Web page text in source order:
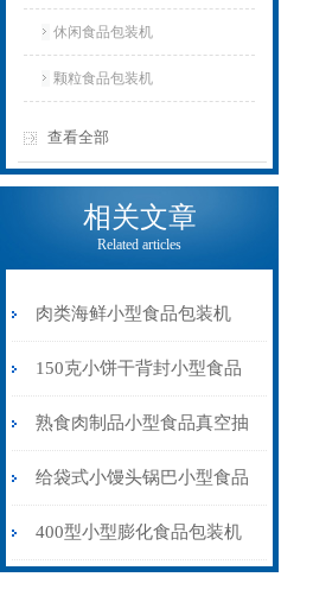
休闲食品包装机
颗粒食品包装机
查看全部
相关文章
Related articles
肉类海鲜小型食品包装机
500型厂家报价
150克小饼干背封小型食品
包装机旋转盘下料
熟食肉制品小型食品真空抽
气包装机厂家供应
给袋式小馒头锅巴小型食品
包装机厂家定制
400型小型膨化食品包装机